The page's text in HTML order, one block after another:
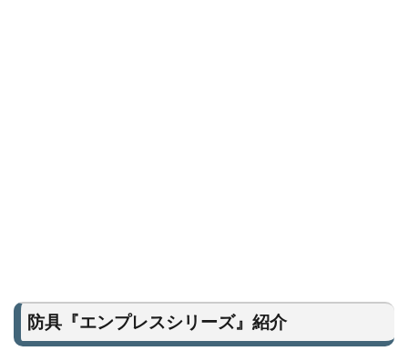
防具『エンプレスシリーズ』紹介